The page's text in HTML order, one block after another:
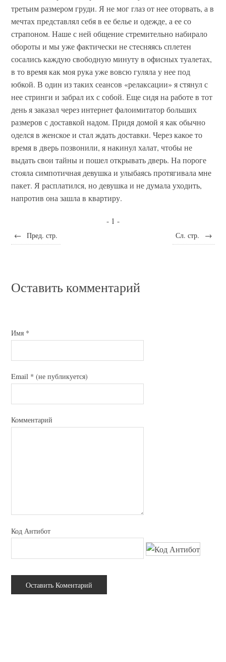
третьим размером груди. Я не мог глаз от нее оторвать, а в
мечтах представлял себя в ее белье и одежде, а ее со
страпоном. Наше с ней общение стремительно набирало
обороты и мы уже фактически не стесняясь сплетен
сосались каждую свободную минуту в офисных туалетах,
в то время как моя рука уже вовсю гуляла у нее под
юбкой. В один из таких сеансов «релаксации» я стянул с
нее стринги и забрал их с собой. Еще сидя на работе в тот
день я заказал через интернет фалоимитатор больших
размеров с доставкой надом. Придя домой я как обычно
оделся в женское и стал ждать доставки. Через какое то
время в дверь позвонили, я накинул халат, чтобы не
выдать свои тайны и пошел открывать дверь. На пороге
стояла симпотичная девушка и улыбаясь протягивала мне
пакет. Я расплатился, но девушка и не думала уходить,
напротив она зашла в квартиру.
- 1 -
← Пред. стр. Сл. стр. →
Оставить комментарий
Имя *
Email * (не публикуется)
Комментарий
Код Антибот